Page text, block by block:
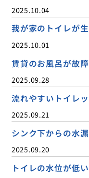
2025.10.04
我が家のトイレが
2025.10.01
賃貸のお風呂が故
2025.09.28
流れやすいトイレ
2025.09.21
シンク下からの水
2025.09.20
トイレの水位が低